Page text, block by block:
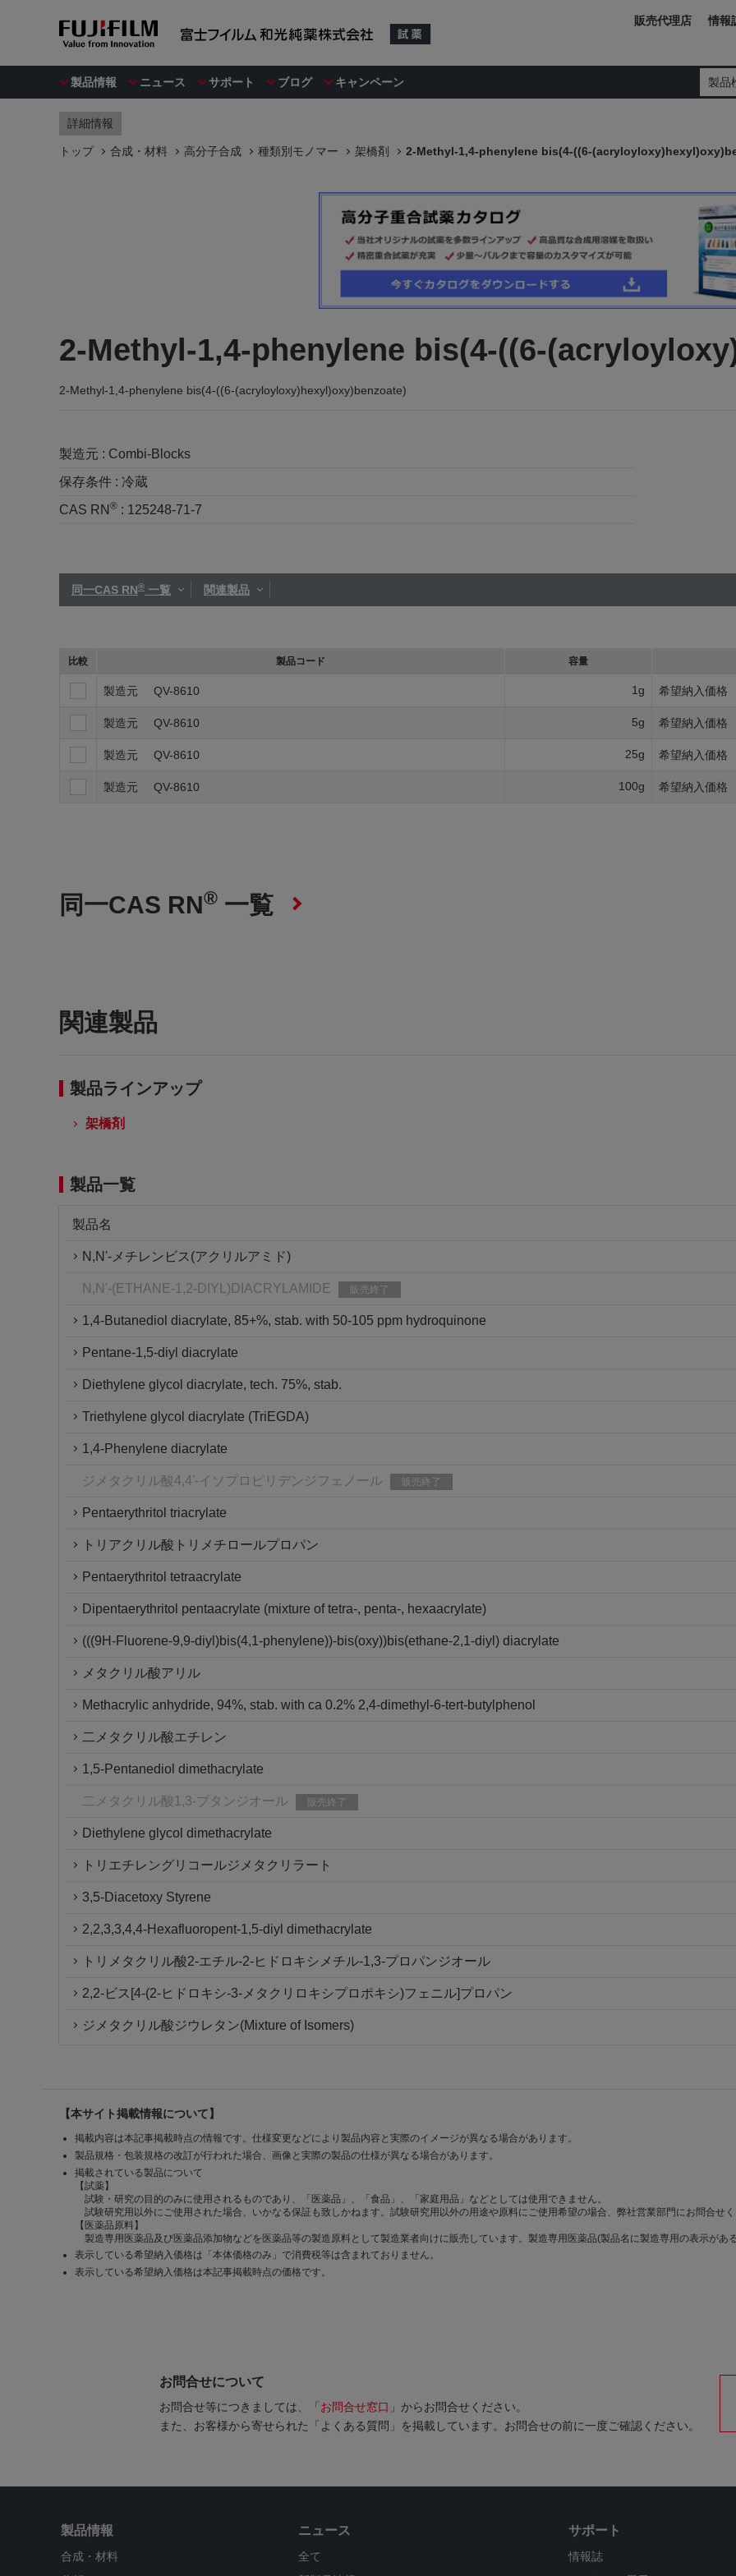
製品情報 ニュース サポート ブログ キャンペーン 製品
販売代理店 情報
詳細情報
トップ 合成・材料 高分子合成 種類別モノマー 架橋剤 2-Methyl-1,4-phenylene bis(4-((6-
2-Methyl-1,4-phenylene bis(4-((6-
2-Methyl-1,4-phenylene bis(4-((6-(acryloyloxy)hexyl)oxy)benzoate)
製造元 : Combi-Blocks
保存条件 : 冷蔵
CAS RN ® : 125248-71-7
同一CAS RN® 一覧 関連製品
比較 製品コード 容量
製造元 QV-8610 1g 希望納入価格
製造元 QV-8610 5g 希望納入価格
製造元 QV-8610 25g 希望納入価格
製造元 QV-8610 100g 希望納入価格
同一CAS RN® 一覧
関連製品
製品ラインアップ
架橋剤
製品一覧
製品名
N,N'-メチレンビス(アクリルアミド)
N,N'-(ETHANE-1,2-DIYL)DIACRYLAMIDE 販売終了
1,4-Butanediol diacrylate, 85+%, stab. with 50-105 ppm hydroquinone
Pentane-1,5-diyl diacrylate
Diethylene glycol diacrylate, tech. 75%, stab.
Triethylene glycol diacrylate (TriEGDA)
1,4-Phenylene diacrylate
ジメタクリル酸4,4'-イソプロピリデンジフェノール 販売終了
Pentaerythritol triacrylate
トリアクリル酸トリメチロールプロパン
Pentaerythritol tetraacrylate
Dipentaerythritol pentaacrylate (mixture of tetra-, penta-, hexaacrylate)
(((9H-Fluorene-9,9-diyl)bis(4,1-phenylene))-bis(oxy))bis(ethane-2,1-diyl) diacrylate
メタクリル酸アリル
Methacrylic anhydride, 94%, stab. with ca 0.2% 2,4-dimethyl-6-tert-butylphenol
二メタクリル酸エチレン
1,5-Pentanediol dimethacrylate
二メタクリル酸1,3-ブタンジオール 販売終了
Diethylene glycol dimethacrylate
トリエチレングリコールジメタクリラート
3,5-Diacetoxy Styrene
2,2,3,3,4,4-Hexafluoropent-1,5-diyl dimethacrylate
トリメタクリル酸2-エチル-2-ヒドロキシメチル-1,3-プロパンジオール
2,2-ビス[4-(2-ヒドロキシ-3-メタクリロキシプロポキシ)フェニル]プロパン
ジメタクリル酸ジウレタン(Mixture of Isomers)
【本サイト掲載情報について】
掲載内容は本記事掲載時点の情報です。仕様変更などにより製品内容と実際のイメージが異なる場合があります。
製品規格・包装規格の改訂が行われた場合、画像と実際の製品の仕様が異なる場合があります。
掲載されている製品について
【試薬】
試験・研究の目的のみに使用されるものであり、「医薬品」、「食品」、「家庭用品」などとしては使用できません。
試験研究用以外にご使用された場合、いかなる保証も致しかねます。試験研究用以外の用途や原料にご使用希望の場合、弊社営業部門にお問合せ
【医薬品原料】
製造専用医薬品及び医薬品添加物などを医薬品等の製造原料として製造業者向けに販売しています。製造専用医薬品(製品名に製造専用の表示があ
表示している希望納入価格は「本体価格のみ」で消費税等は含まれておりません。
表示している希望納入価格は本記事掲載時点の価格です。
お問合せについて
お問合せ等につきましては、「 お問合せ窓口 」からお問合せください。
また、お客様から寄せられた「よくある質問」を掲載しています。お問合せの前に一度ご確認ください。
製品情報
合成・材料
ニュース
全て
サポート
情報誌